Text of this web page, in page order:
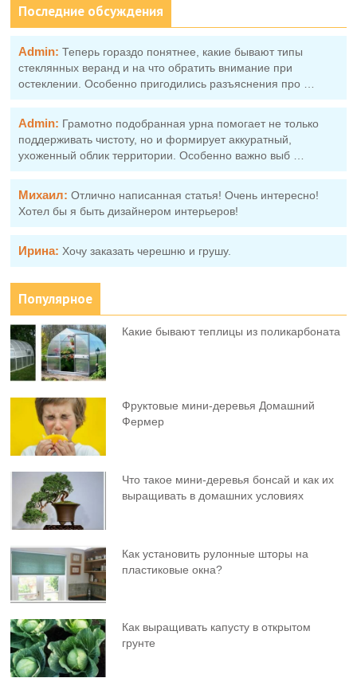
Последние обсуждения
Admin: Теперь гораздо понятнее, какие бывают типы
стеклянных веранд и на что обратить внимание при
остеклении. Особенно пригодились разъяснения про …
Admin: Грамотно подобранная урна помогает не только
поддерживать чистоту, но и формирует аккуратный,
ухоженный облик территории. Особенно важно выб …
Михаил: Отлично написанная статья! Очень интересно!
Хотел бы я быть дизайнером интерьеров!
Ирина: Хочу заказать черешню и грушу.
Популярное
Какие бывают теплицы из поликарбоната
Фруктовыe мини-деревья Домашний
Фермер
Что такое мини-деревья бонсай и как их
выращивать в домашних условиях
Как установить рулонные шторы на
пластиковые окна?
Как выращивать капусту в открытом
грунте